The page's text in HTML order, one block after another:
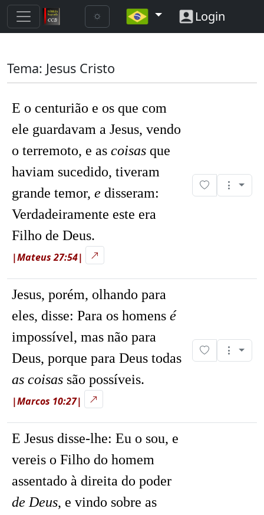
Login
Tema: Jesus Cristo
E o centurião e os que com
ele guardavam a Jesus, vendo
o terremoto, e as coisas que
haviam sucedido, tiveram
grande temor, e disseram:
Verdadeiramente este era
Filho de Deus.
|Mateus 27:54|
Jesus, porém, olhando para
eles, disse: Para os homens é
impossível, mas não para
Deus, porque para Deus todas
as coisas são possíveis.
|Marcos 10:27|
E Jesus disse-lhe: Eu o sou, e
vereis o Filho do homem
assentado à direita do poder
de Deus, e vindo sobre as